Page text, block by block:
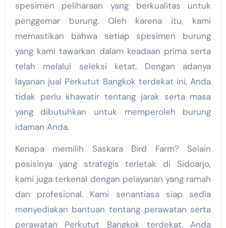
spesimen peliharaan yang berkualitas untuk
penggemar burung. Oleh karena itu, kami
memastikan bahwa setiap spesimen burung
yang kami tawarkan dalam keadaan prima serta
telah melalui seleksi ketat. Dengan adanya
layanan jual Perkutut Bangkok terdekat ini, Anda
tidak perlu khawatir tentang jarak serta masa
yang dibutuhkan untuk memperoleh burung
idaman Anda.
Kenapa memilih Saskara Bird Farm? Selain
posisinya yang strategis terletak di Sidoarjo,
kami juga terkenal dengan pelayanan yang ramah
dan profesional. Kami senantiasa siap sedia
menyediakan bantuan tentang perawatan serta
perawatan Perkutut Bangkok terdekat. Anda